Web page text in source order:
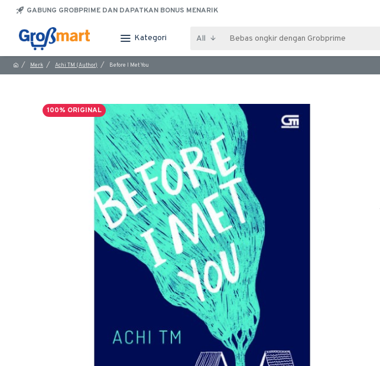
GABUNG GROBPRIME DAN DAPATKAN BONUS MENARIK
Kategori All
Merk Achi TM (Author) Before I Met You
100% ORIGINAL